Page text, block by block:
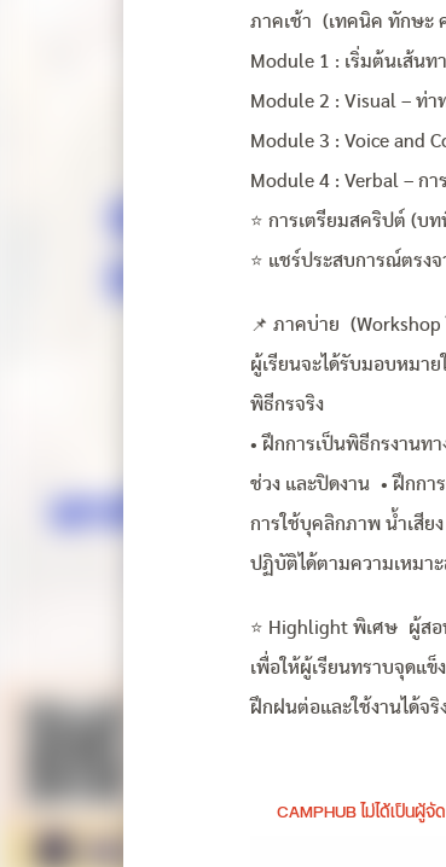
ภาคเช้า (เทคนิค ทักษะ
Module 1 : เริ่มต้นเส้นท
Module 2 : Visual – ท่า
Module 3 : Voice and
Module 4 : Verbal – ก
⭐ การเตรียมสคริปต์ (
⭐ แชร์ประสบการณ์ตรง
📌 ภาคบ่าย
ผู้เรียนจะได้รับมอบหมา
พิธีกรจริง
• ฝึกการเป็นพิธีกรงานท
ช่วง และปิดงาน • ฝึกกา
การใช้บุคลิกภาพ น้ำเสีย
ปฏิบัติได้ตามความเหมา
⭐ Highlight พิเศษ ผู้สอ
เพื่อให้ผู้เรียนทราบจุดแ
ฝึกฝนต่อและใช้งานได้จริ
CAMPHUB ไม่ได้เป็น